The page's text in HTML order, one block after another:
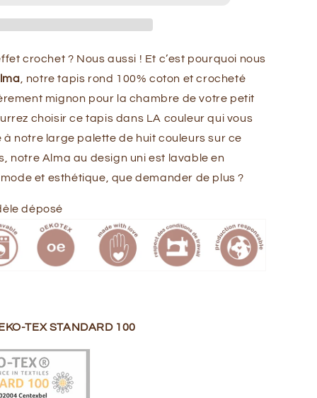
crochet ? Nous aussi ! Et c’est pourquoi nous
, notre tapis rond 100% coton et crocheté
mignon pour la chambre de votre petit
choisir ce tapis dans LA couleur qui vous
notre large palette de huit couleurs sur ce
notre Alma au design uni est lavable en
et esthétique, que demander de plus ?
déposé
TEX STANDARD 100